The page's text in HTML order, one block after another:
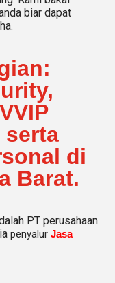
biar dapat
serta
di
Barat.
PT perusahaan
penyalur Jasa